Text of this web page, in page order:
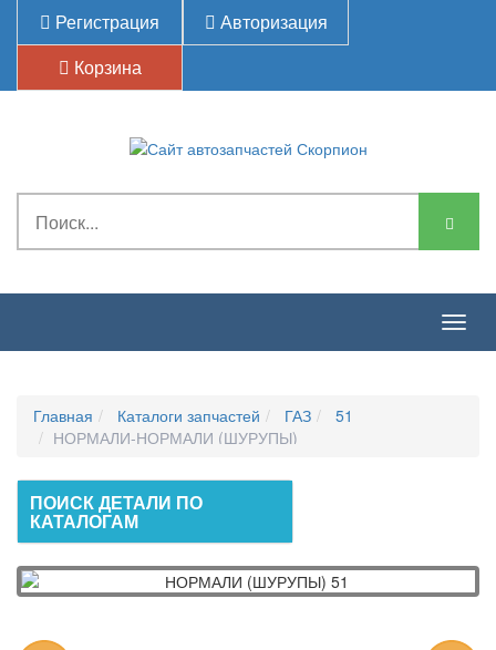
Регистрация
Авторизация
Корзина
Главная Каталоги запчастей ГАЗ
51
НОРМАЛИ-НОРМАЛИ (ШУРУПЫ)
ПОИСК ДЕТАЛИ ПО
КАТАЛОГАМ